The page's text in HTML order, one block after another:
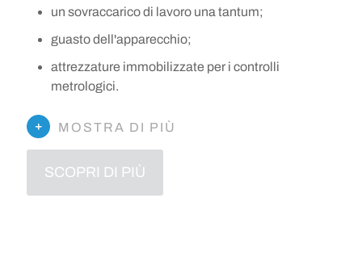
un sovraccarico di lavoro una tantum;
guasto dell'apparecchio;
attrezzature immobilizzate per i controlli
metrologici.
MOSTRA DI PIÙ
SCOPRI DI PIÙ